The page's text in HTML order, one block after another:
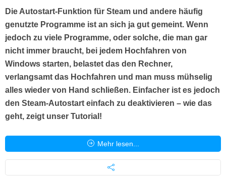
Die Autostart-Funktion für Steam und andere häufig
genutzte Programme ist an sich ja gut gemeint. Wenn
jedoch zu viele Programme, oder solche, die man gar
nicht immer braucht, bei jedem Hochfahren von
Windows starten, belastet das den Rechner,
verlangsamt das Hochfahren und man muss mühselig
alles wieder von Hand schließen. Einfacher ist es jedoch
den Steam-Autostart einfach zu deaktivieren – wie das
geht, zeigt unser Tutorial!
Mehr lesen...